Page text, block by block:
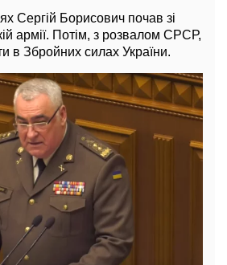
Сергій Борисович почав зі
армії. Потім, з розвалом СРСР,
в Збройних силах України.